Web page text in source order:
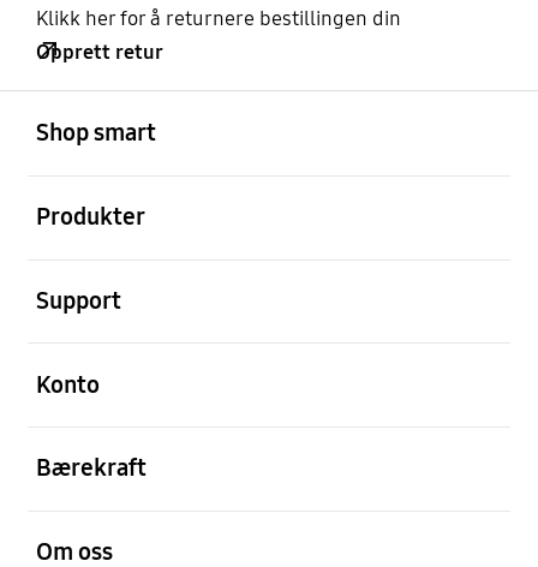
Klikk her for å returnere bestillingen din
Opprett retur
Shop smart
Produkter
Support
Konto
Bærekraft
Om oss